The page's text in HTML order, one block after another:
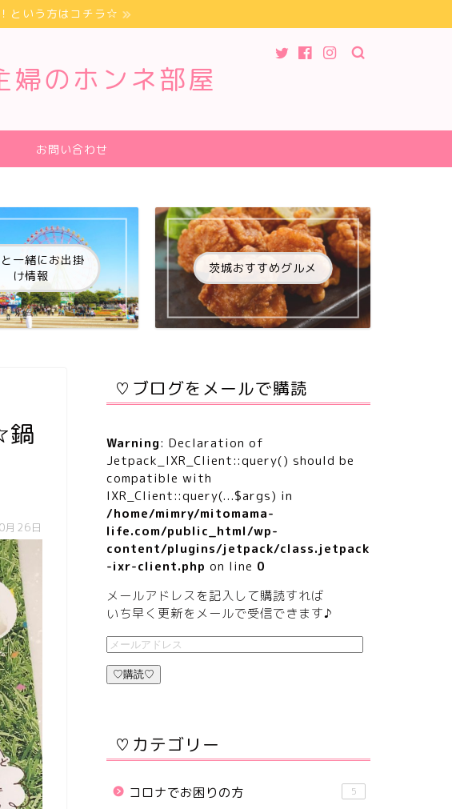
という方はコチラ☆
のホンネ部屋
お問い合わせ
一緒にお出掛
け情報
茨城おすすめグルメ
鍋
月26日
♡ブログをメールで購読
Warning: Declaration of
Jetpack_IXR_Client::query() should be
compatible with
IXR_Client::query(...$args) in
/home/mimry/mitomama-
life.com/public_html/wp-
content/plugins/jetpack/class.jetpack
-ixr-client.php on line 0
メールアドレスを記入して購読すれば
いち早く更新をメールで受信できます♪
♡購読♡
♡カテゴリー
コロナでお困りの方 5